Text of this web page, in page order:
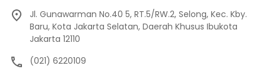
Jl. Gunawarman No.40 5, RT.5/RW.2, Selong, Kec. Kby.
Baru, Kota Jakarta Selatan, Daerah Khusus Ibukota
Jakarta 12110
(021) 6220109